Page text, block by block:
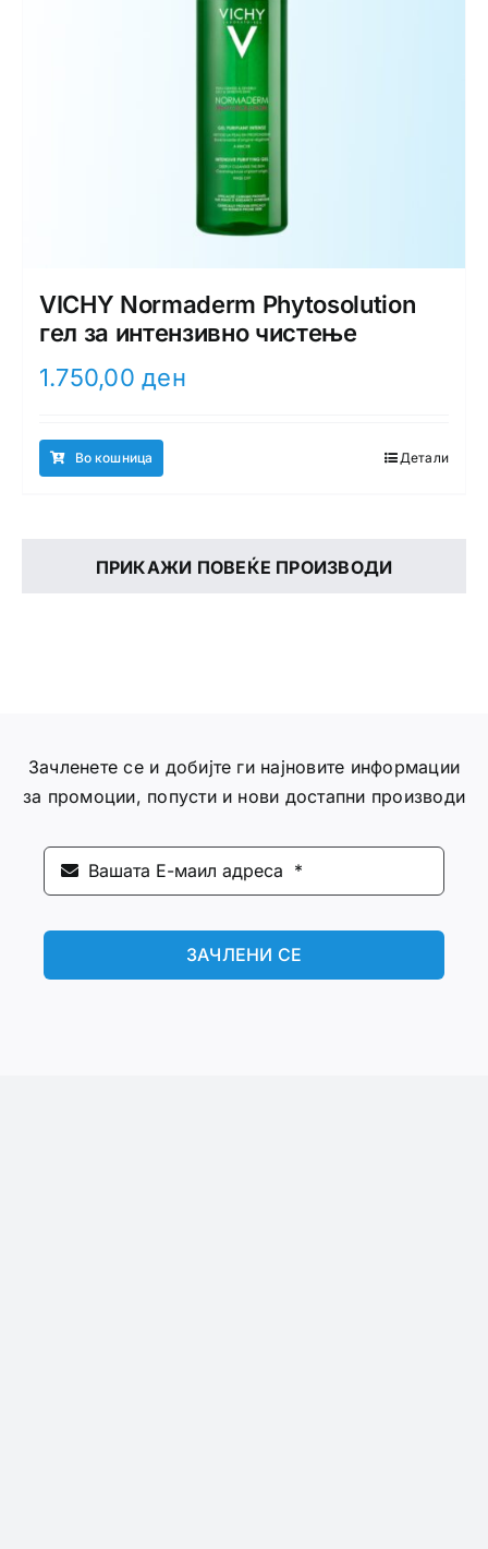
VICHY Normaderm Phytosolution
гел за интензивно чистење
1.750,00ден
Во кошница Детали
ПРИКАЖИ ПОВЕЌЕ ПРОИЗВОДИ
Зачленете се и добијте ги најновите информации
за промоции, попусти и нови достапни производи
ЗАЧЛЕНИ СЕ